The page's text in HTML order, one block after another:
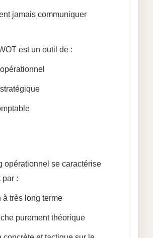
jamais communiquer
est un outil de :
opérationnel se caractérise
par :
à très long terme
purement théorique